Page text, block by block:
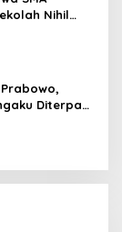
Nihil
Paket
Diterpa